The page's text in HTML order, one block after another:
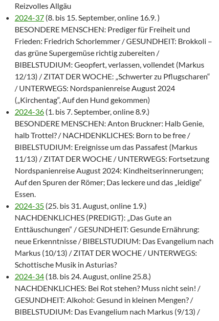
Reizvolles Allgäu
2024-37 (8. bis 15. September, online 16.9. )
BESONDERE MENSCHEN: Prediger für Freiheit und
Frieden: Friedrich Schorlemmer / GESUNDHEIT: Brokkoli –
das grüne Supergemüse richtig zubereiten /
BIBELSTUDIUM: Geopfert, verlassen, vollendet (Markus
12/13) / ZITAT DER WOCHE: „Schwerter zu Pflugscharen“
/ UNTERWEGS: Nordspanienreise August 2024
(„Kirchentag“, Auf den Hund gekommen)
2024-36 (1. bis 7. September, online 8.9.)
BESONDERE MENSCHEN: Anton Bruckner: Halb Genie,
halb Trottel? / NACHDENKLICHES: Born to be free /
BIBELSTUDIUM: Ereignisse um das Passafest (Markus
11/13) / ZITAT DER WOCHE / UNTERWEGS: Fortsetzung
Nordspanienreise August 2024: Kindheitserinnerungen;
Auf den Spuren der Römer; Das leckere und das „leidige“
Essen.
2024-35 (25. bis 31. August, online 1.9.)
NACHDENKLICHES (PREDIGT): „Das Gute an
Enttäuschungen“ / GESUNDHEIT: Gesunde Ernährung:
neue Erkenntnisse / BIBELSTUDIUM: Das Evangelium nach
Markus (10/13) / ZITAT DER WOCHE / UNTERWEGS:
Schottische Musik in Asturias?
2024-34 (18. bis 24. August, online 25.8.)
NACHDENKLICHES: Bei Rot stehen? Muss nicht sein! /
GESUNDHEIT: Alkohol: Gesund in kleinen Mengen? /
BIBELSTUDIUM: Das Evangelium nach Markus (9/13) /